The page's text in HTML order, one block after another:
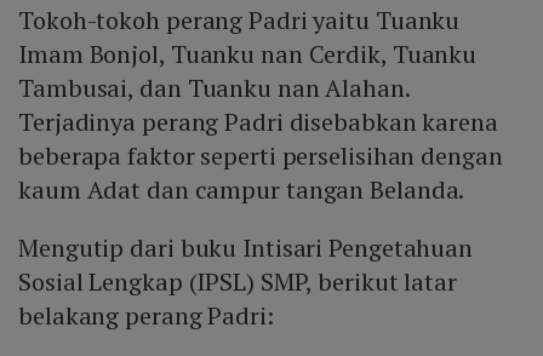
Tokoh-tokoh perang Padri yaitu Tuanku
Imam Bonjol, Tuanku nan Cerdik, Tuanku
Tambusai, dan Tuanku nan Alahan.
Terjadinya perang Padri disebabkan karena
beberapa faktor seperti perselisihan dengan
kaum Adat dan campur tangan Belanda.
Mengutip dari buku Intisari Pengetahuan
Sosial Lengkap (IPSL) SMP, berikut latar
belakang perang Padri: